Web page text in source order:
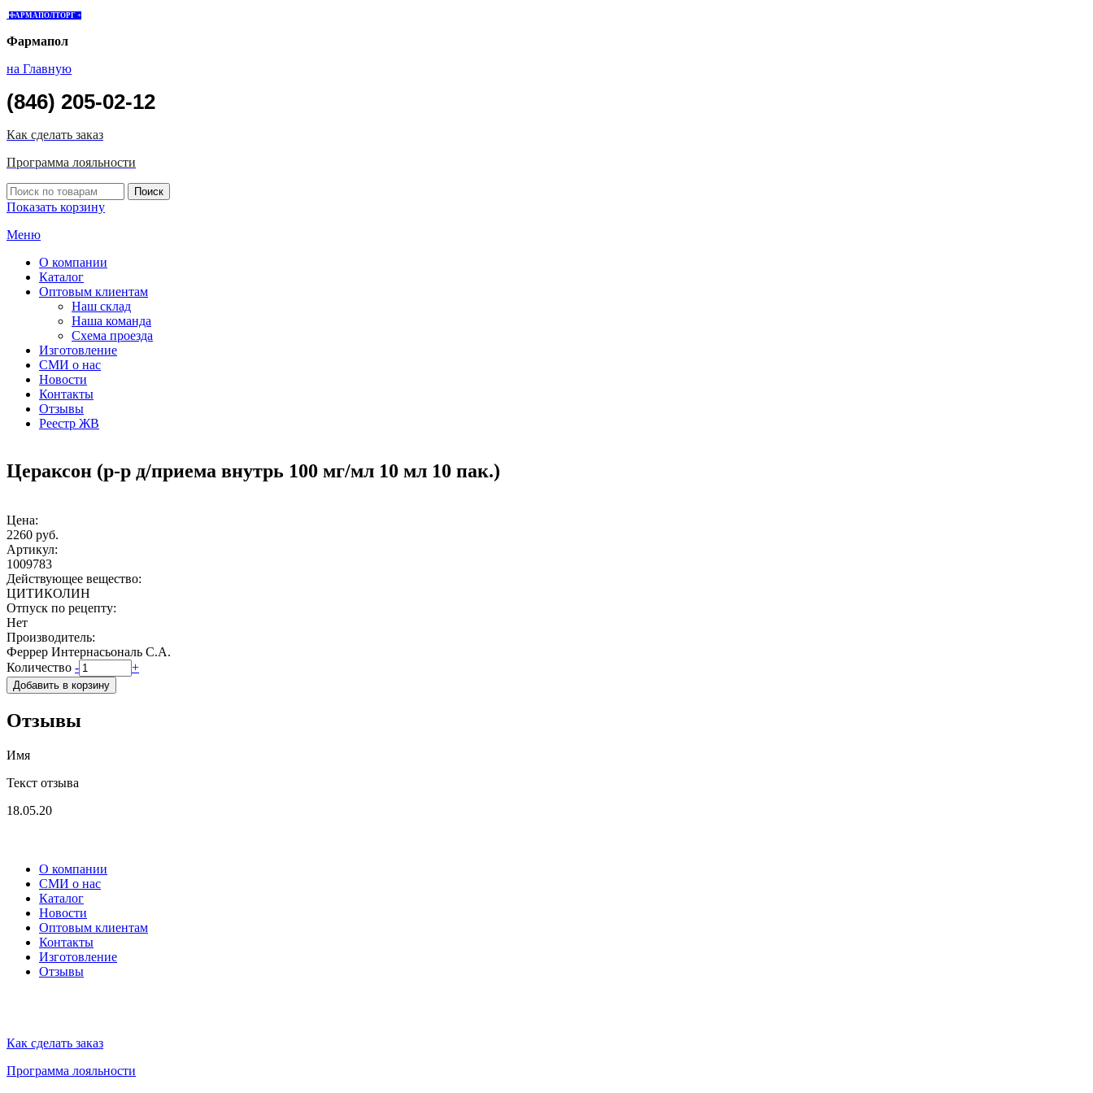
ФАРМАПОЛТОРГ +
Фармапол
на Главную
(846) 205-02-12
Как сделать заказ
Программа лояльности
Показать корзину
Меню
О компании
Каталог
Оптовым клиентам
Наш склад
Наша команда
Схема проезда
Изготовление
СМИ о нас
Новости
Контакты
Отзывы
Реестр ЖВ
Цераксон (р-р д/приема внутрь 100 мг/мл 10 мл 10 пак.)
Цена:
2260 руб.
Артикул:
1009783
Действующее вещество:
ЦИТИКОЛИН
Отпуск по рецепту:
Нет
Производитель:
Феррер Интернасьональ С.А.
Количество - +
Отзывы
Имя
Текст отзыва
18.05.20
О компании
СМИ о нас
Каталог
Новости
Оптовым клиентам
Контакты
Изготовление
Отзывы
Как сделать заказ
Программа лояльности